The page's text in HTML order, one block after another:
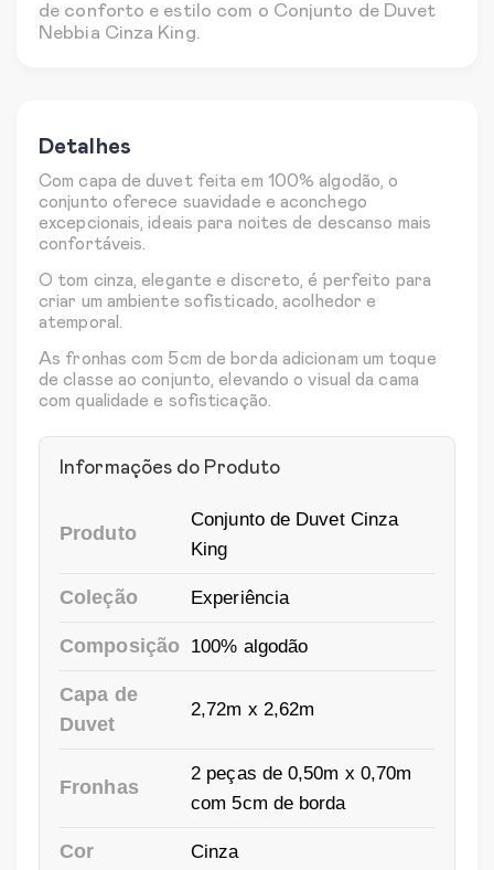
de conforto e estilo com o Conjunto de Duvet
Nebbia Cinza King.
Detalhes
Com capa de duvet feita em 100% algodão, o
conjunto oferece suavidade e aconchego
excepcionais, ideais para noites de descanso mais
confortáveis.
O tom cinza, elegante e discreto, é perfeito para
criar um ambiente sofisticado, acolhedor e
atemporal.
As fronhas com 5cm de borda adicionam um toque
de classe ao conjunto, elevando o visual da cama
com qualidade e sofisticação.
Informações do Produto
Produto
Conjunto de Duvet Cinza
King
Coleção Experiência
Composição 100% algodão
Capa de
Duvet
2,72m x 2,62m
Fronhas
2 peças de 0,50m x 0,70m
com 5cm de borda
Cor Cinza